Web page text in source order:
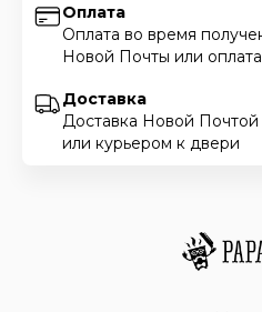
Оплата
Оплата во время
Новой Почты или
Доставка
Доставка Новой
или курьером к двери